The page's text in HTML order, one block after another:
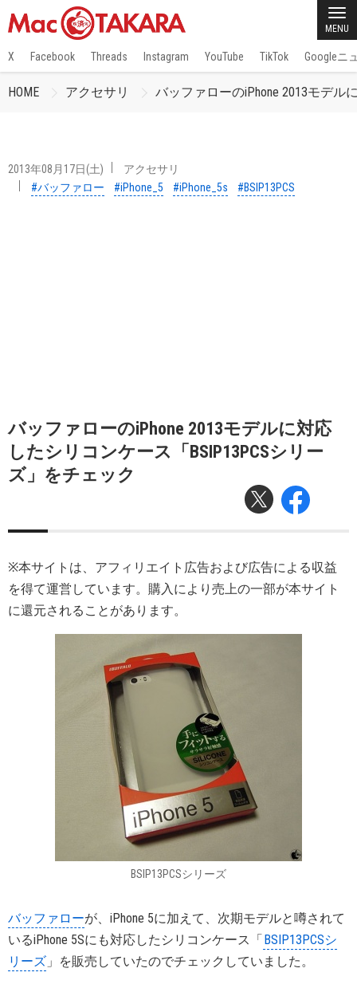
MENU
X Facebook Threads Instagram YouTube TikTok Googleニ
HOME アクセサリ バッファローのiPhone 2013モデル
2013年08月17日(土)
アクセサリ
#バッファロー
#iPhone_5 #iPhone_5s #BSIP13PCS
バッファローのiPhone 2013モデルに対応
したシリコンケース「BSIP13PCSシリー
ズ」をチェック
※本サイトは、アフィリエイト広告および広告による収益
を得て運営しています。購入により売上の一部が本サイト
に還元されることがあります。
BSIP13PCSシリーズ
バッファローが、iPhone 5に加えて、次期モデルと噂されて
いるiPhone 5Sにも対応したシリコンケース「BSIP13PCSシ
リーズ 」を販売していたのでチェックしていました。